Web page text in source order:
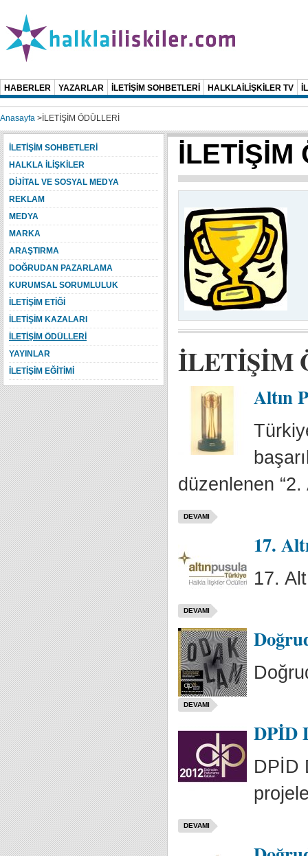
HABERLER YAZARLAR İLETİŞİM SOHBETLERİ HALKLAİLİŞKİLER TV
Anasayfa > İLETİŞİM ÖDÜLLERİ
İLETİŞİM
İLETİŞİM
Altın
düzenlenen
DEVAMI
17.
17.
DEVAMI
DEVAMI
DPİD
DPİD
DEVAMI
İLETİŞİM SOHBETLERİ
HALKLA İLİŞKİLER
DİJİTAL VE SOSYAL MEDYA
REKLAM
MEDYA
MARKA
ARAŞTIRMA
DOĞRUDAN PAZARLAMA
KURUMSAL SORUMLULUK
İLETİŞİM ETİĞİ
İLETİŞİM KAZALARI
İLETİŞİM ÖDÜLLERİ
YAYINLAR
İLETİŞİM EĞİTİMİ